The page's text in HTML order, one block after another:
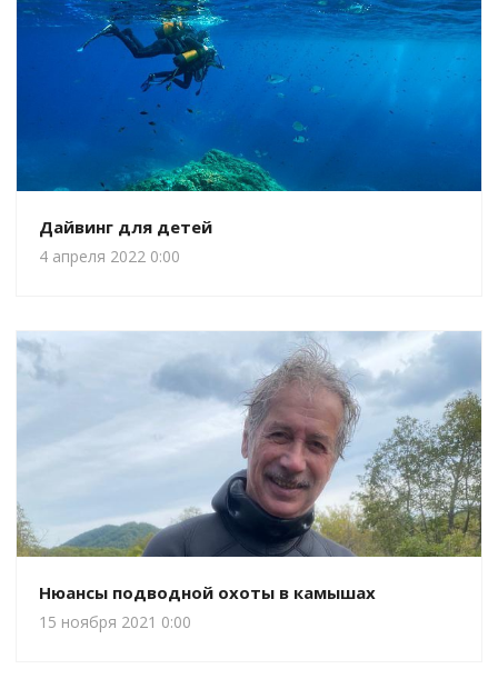
Дайвинг для детей
4 апреля 2022 0:00
Нюансы подводной охоты в камышах
15 ноября 2021 0:00